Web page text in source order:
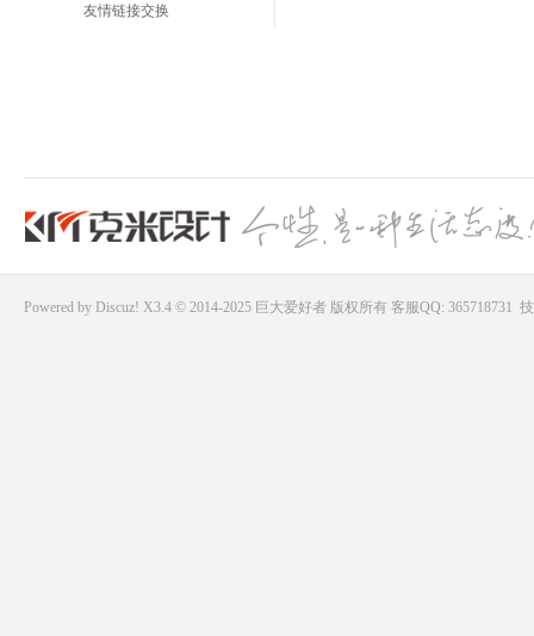
友情链接交换
Powered by Discuz! X3.4 © 2014-2025 巨大爱好者版权所有 客服QQ: 365718731